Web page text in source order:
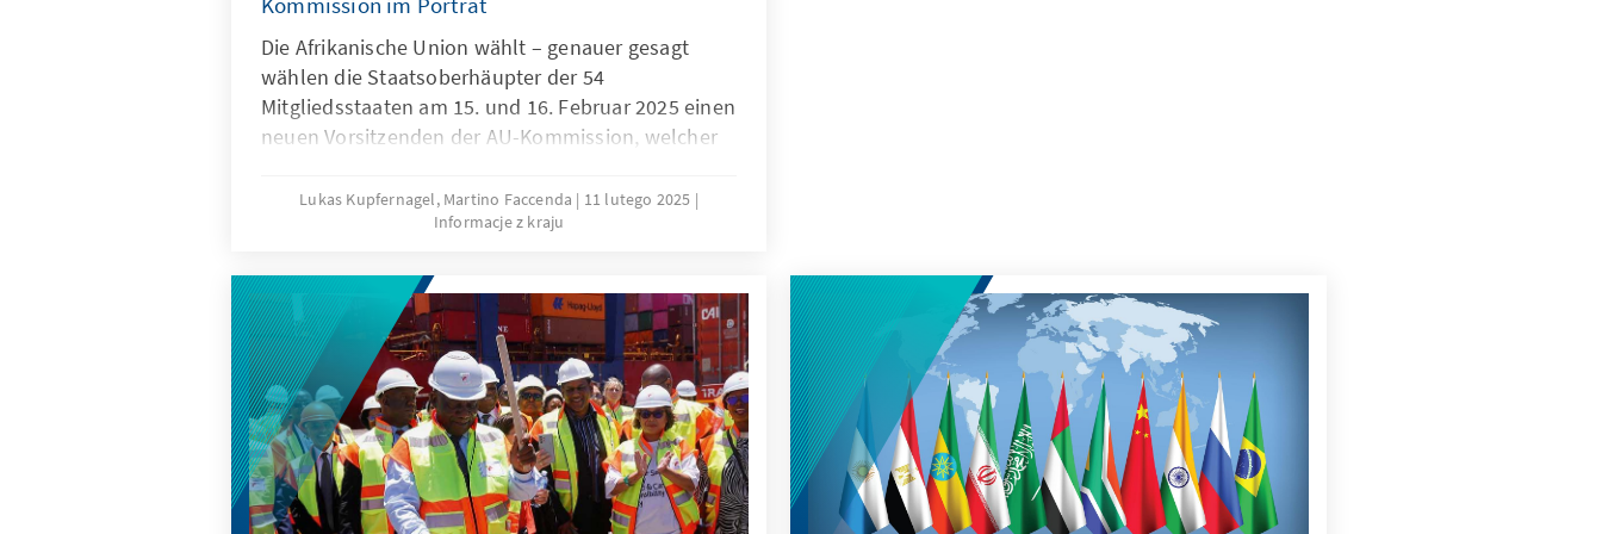
Die Afrikanische Union wählt – genauer gesagt
wählen die Staatsoberhäupter der 54
Mitgliedsstaaten am 15. und 16. Februar 2025 einen
neuen Vorsitzenden der AU-Kommission, welcher
verschiedenen Unterorganisationen die Institution
mit neuem Schwung führen soll. Dass dies kein
wer sind die Kandidaten, für was stehen sie und
was bedeutet dies für die Zusammenarbeit mit
Europa und mit Deutschland?
Lukas Kupfernagel, Martino Faccenda
11 lutego 2025
Informacje z kraju
Bühne zu behaupten.